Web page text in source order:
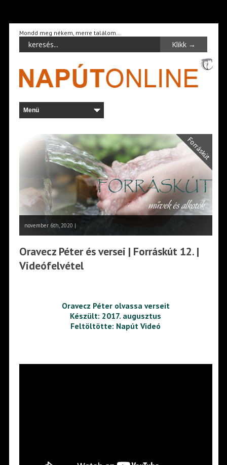
Mondd meg nékem, merre találom…
Forráskút
november 6th, 2020 |
Oravecz Péter és versei | Forráskút 12. |
Videófelvétel
Oravecz Péter olvassa verseit
Készült: 2017. augusztus
Feltöltötte: Napút Videó